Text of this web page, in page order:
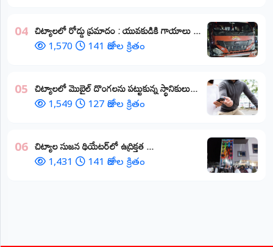
04 చిట్యాలలో రోడ్డు ప్రమాదం : యువకుడికి గాయాలు ​...
1,570 141 రోజుల క్రితం
05 చిట్యాలలో మొబైల్ దొంగలను పట్టుకున్న స్థానికులు...
1,549 127 రోజుల క్రితం
06 చిట్యాల సుజన థియేటర్‌లో ఉద్రిక్తత ...
1,431 141 రోజుల క్రితం